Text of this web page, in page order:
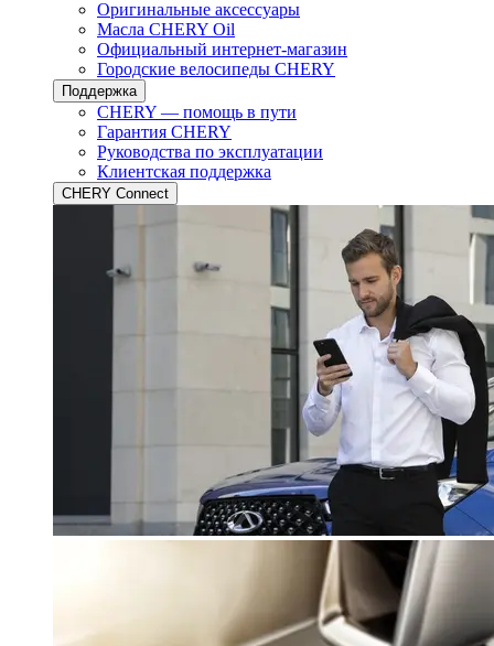
Оригинальные аксессуары
Масла CHERY Oil
Официальный интернет-магазин
Городские велосипеды CHERY
Поддержка
CHERY — помощь в пути
Гарантия CHERY
Руководства по эксплуатации
Клиентская поддержка
CHERY Connect